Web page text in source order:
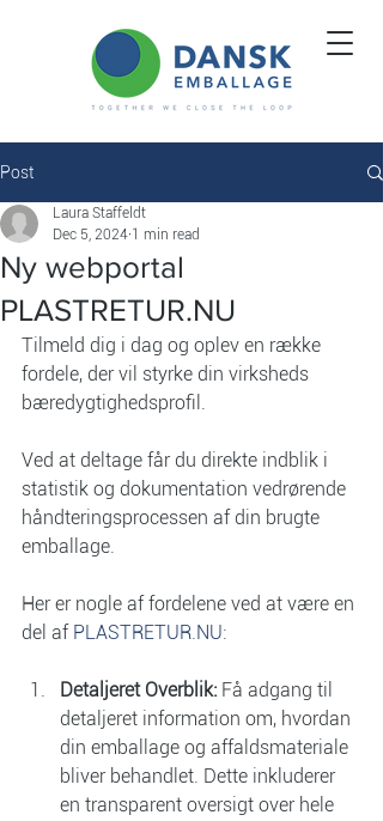
Post
Ny webportal
PLASTRETUR.NU
Laura Staffeldt
Dec 5, 2024 1 min read
Tilmeld dig i dag og oplev en række
fordele, der vil styrke din virksheds
bæredygtighedsprofil.
Ved at deltage får du direkte indblik i
statistik og dokumentation vedrørende
håndteringsprocessen af din brugte
emballage.
Her er nogle af fordelene ved at være en
del af PLASTRETUR.NU:
Detaljeret Overblik: Få adgang til
detaljeret information om, hvordan
din emballage og affaldsmateriale
bliver behandlet. Dette inkluderer
en transparent oversigt over hele